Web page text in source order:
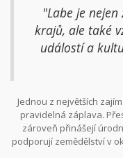
"Labe je
krajů, ale také
událostí a
Jednou z největších
pravidelná záplava.
zároveň přinášejí
podporují zemědělství v